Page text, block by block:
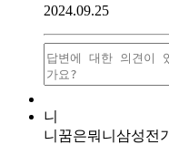
2024.09.25
니
니꿈은뭐니 삼성전기